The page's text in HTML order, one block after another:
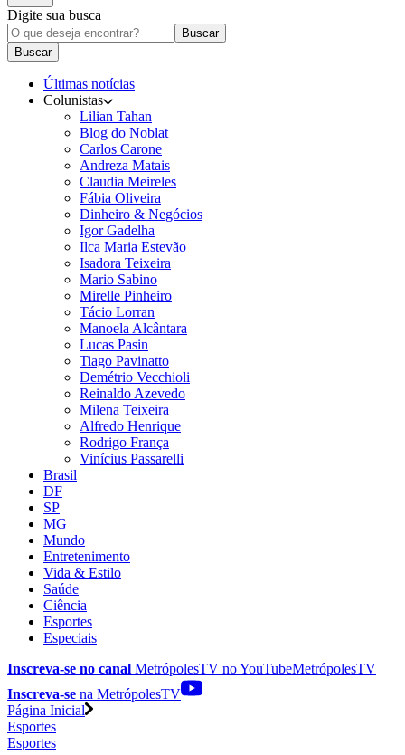
Digite sua busca
Buscar
Buscar
Últimas notícias
Colunistas
Lilian Tahan
Blog do Noblat
Carlos Carone
Andreza Matais
Claudia Meireles
Fábia Oliveira
Dinheiro & Negócios
Igor Gadelha
Ilca Maria Estevão
Isadora Teixeira
Mario Sabino
Mirelle Pinheiro
Tácio Lorran
Manoela Alcântara
Lucas Pasin
Tiago Pavinatto
Demétrio Vecchioli
Reinaldo Azevedo
Milena Teixeira
Alfredo Henrique
Rodrigo França
Vinícius Passarelli
Brasil
DF
SP
MG
Mundo
Entretenimento
Vida & Estilo
Saúde
Ciência
Esportes
Especiais
Inscreva-se no canal MetrópolesTV noYouTubeMetrópolesTV
Inscreva-se na MetrópolesTV
Página Inicial
Esportes
Esportes